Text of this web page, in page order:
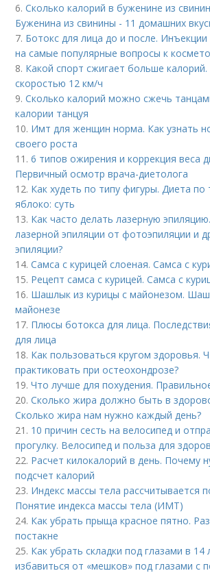
6.Сколько калорий в буженине из
Буженина из свинины - 11 домашних
7. Ботокс для лица до и после.
на самые популярные вопросы к
8. Какой спорт сжигает больше калорий.
скоростью 12 км/ч
9.Сколько калорий можно сжечь
калории танцуя
10. Имт для женщин норма. Как узнать
своего роста
11.6 типов ожирения и коррекция веса
Первичный осмотр врача-диетолога
12. Как худеть по типу фигуры. Диета по
яблоко: суть
13. Как часто делать лазерную
лазерной эпиляции от фотоэпиляции и
эпиляции?
14.Самса с курицей слоеная. Самса с
15. Рецепт самса с курицей. Самса с
16. Шашлык из курицы с майонезом.
майонезе
17. Плюсы ботокса для лица.
для лица
18. Как пользоваться кругом здоровья.
практиковать при остеохондрозе?
19.Что лучше для похудения.
20.Сколько жира должно быть в
Сколько жира нам нужно каждый день?
21. 10 причин сесть на велосипед и
прогулку. Велосипед и польза для
22. Расчет килокалорий в день. Почему
подсчет калорий
23. Индекс массы тела рассчитывается
Понятие индекса массы тела (ИМТ)
24. Как убрать прыща красное пятно.
постакне
25. Как убрать складки под глазами в 14
избавиться от «мешков» под глазами с